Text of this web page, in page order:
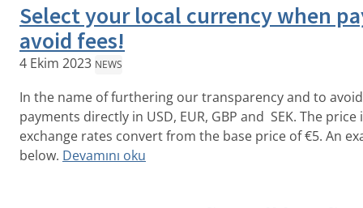
Select your local currency when
avoid fees!
4 Ekim 2023 NEWS
In the name of furthering our transparency and to
payments directly in USD, EUR, GBP and SEK. The
exchange rates convert from the base price of €5. An
below. Devamını oku